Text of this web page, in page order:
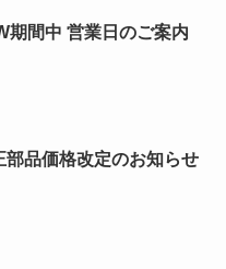
期間中 営業日のご案内
部品価格改定のお知らせ